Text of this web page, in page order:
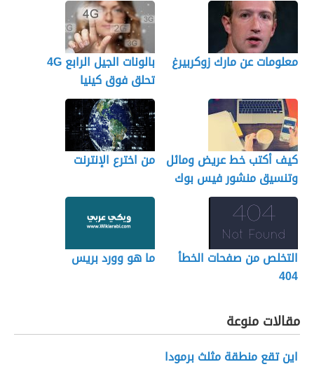
معلومات عن مارك زوكربيرغ
بالونات الجيل الرابع 4G
تحلق فوق كينيا
كيف أكتب خط عريض ومائل
وتنسيق منشور فيس بوك
من اخترع الإنترنت
التخلص من صفحات الخطأ
404
ما هو وورد بريس
مقالات منوعة
اين تقع منطقة مثلث برمودا